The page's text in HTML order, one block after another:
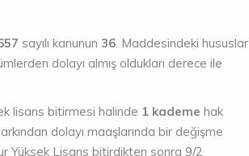
sayılı kanunun 36. Maddesindeki hususlar
dolayı almış oldukları derece ile
lisans bitirmesi halinde 1 kademe hak
dolayı maaşlarında bir değişme
Yüksek Lisans bitirdikten sonra 9/2